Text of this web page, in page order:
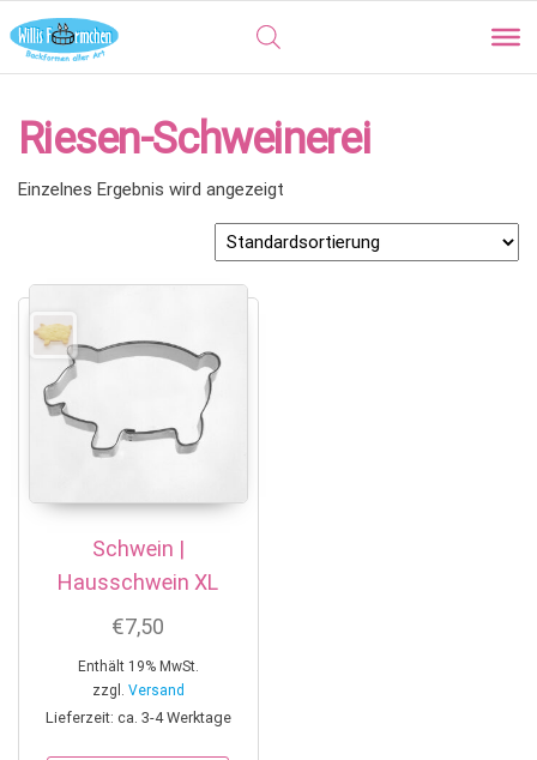
Riesen-Schweinerei
Einzelnes Ergebnis wird angezeigt
Schwein |
Hausschwein XL
€7,50
Enthält 19% MwSt.
zzgl. Versand
Lieferzeit: ca. 3-4 Werktage